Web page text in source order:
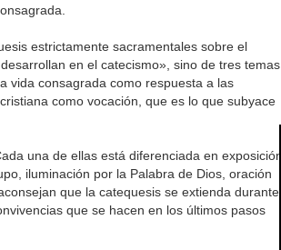
estrictamente sacramentales sobre el
en el catecismo», sino de tres temas
vida consagrada como respuesta a las
como vocación, que es lo que subyace
una de ellas está diferenciada en exposición
iluminación por la Palabra de Dios, oración
que la catequesis se extienda durante
que se hacen en los últimos pasos